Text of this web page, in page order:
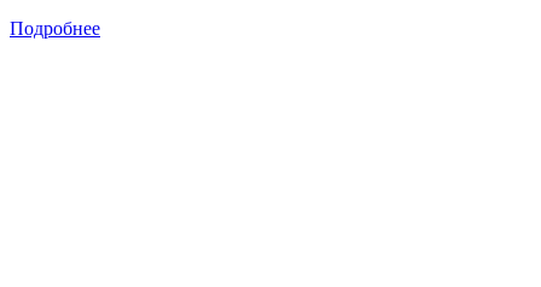
Подробнее